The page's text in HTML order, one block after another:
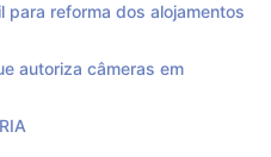
para reforma dos alojamentos
autoriza câmeras em